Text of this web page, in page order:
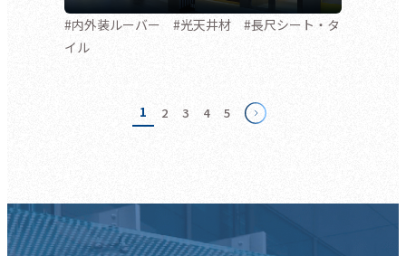
#内外装ルーバー #光天井材 #長尺シート・タ
イル
1 2 3 4 5